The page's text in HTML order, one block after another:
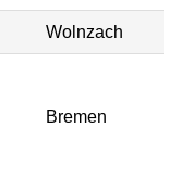
Wolnzach
Bremen